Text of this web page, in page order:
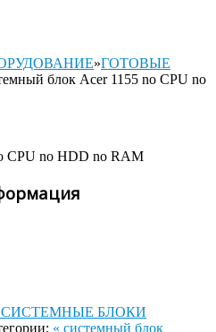
»ГОТОВЫЕ
блок Acer 1155 no CPU no
CPU no HDD no RAM
БЛОКИ
« системный блок